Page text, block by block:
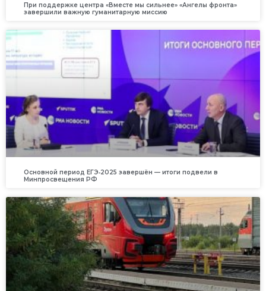
При поддержке центра «Вместе мы сильнее» «Ангелы фронта»
завершили важную гуманитарную миссию
Основной период ЕГЭ‑2025 завершён — итоги подвели в
Минпросвещения РФ